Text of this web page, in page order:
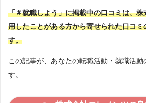
「＃就職しよう」に掲載中の口コミは、
用したことがある方から寄せられた口コ
す。
この記事が、あなたの転職活動・就職活
す。